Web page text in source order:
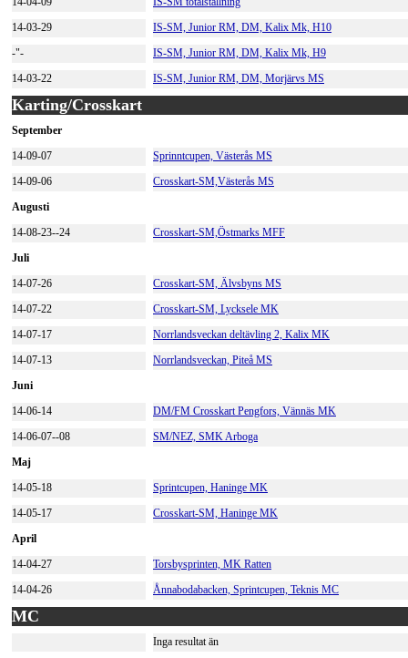
14-03-29
IS-SM, Junior RM, DM, Kalix Mk, H10
-"-
IS-SM, Junior RM, DM, Kalix Mk, H9
14-03-22
IS-SM, Junior RM, DM, Morjärvs MS
Karting/Crosskart
September
14-09-07
Sprinntcupen, Västerås MS
14-09-06
Crosskart-SM,Västerås MS
Augusti
14-08-23--24
Crosskart-SM,Östmarks MFF
Juli
14-07-26
Crosskart-SM, Älvsbyns MS
14-07-22
Crosskart-SM, Lycksele MK
14-07-17
Norrlandsveckan deltävling 2, Kalix MK
14-07-13
Norrlandsveckan, Piteå MS
Juni
14-06-14
DM/FM Crosskart Pengfors, Vännäs MK
14-06-07--08
SM/NEZ, SMK Arboga
Maj
14-05-18
Sprintcupen, Haninge MK
14-05-17
Crosskart-SM, Haninge MK
April
14-04-27
Torsbysprinten, MK Ratten
14-04-26
Ånnabodabacken, Sprintcupen, Teknis MC
MC
Inga resultat än